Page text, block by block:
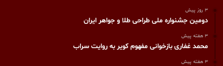
3 روز پیش
دومین جشنواره ملی طراحی طلا و جواهر ایران
3 هفته پیش
محمد غفاری بازخوانی مفهوم کویر به روایت سراب
3 هفته پیش